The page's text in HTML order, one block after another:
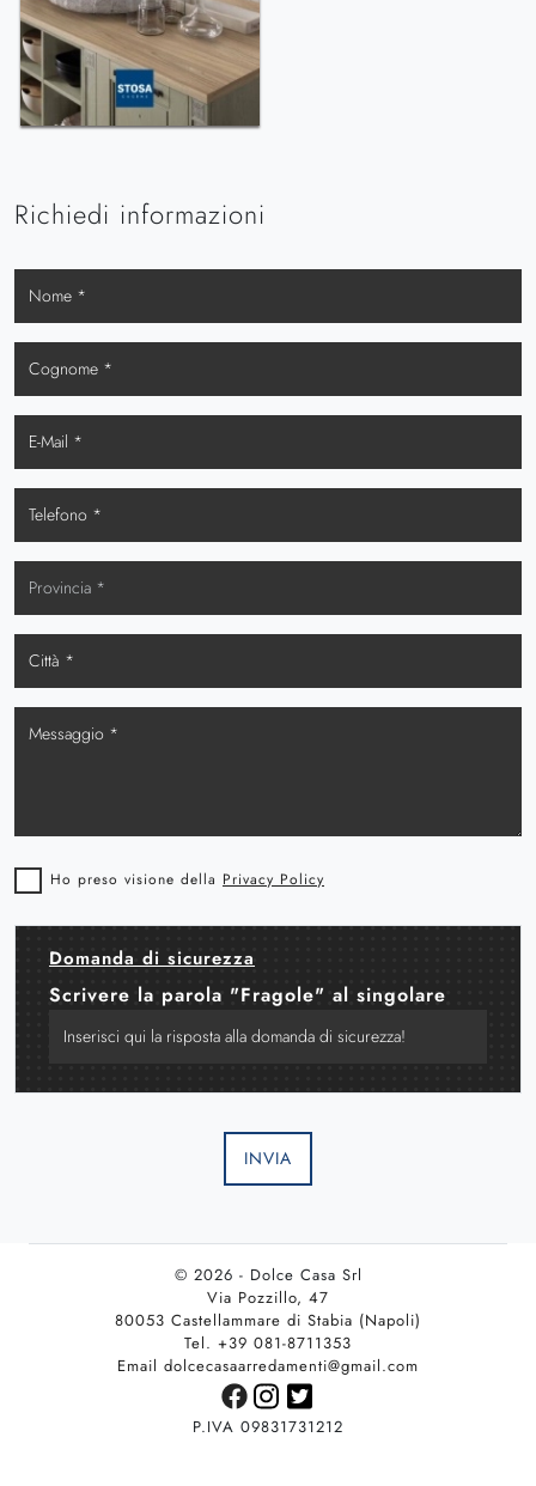
Richiedi informazioni
Ho preso visione della Privacy Policy
Domanda di sicurezza
Scrivere la parola "Fragole" al singolare
INVIA
© 2026 - Dolce Casa Srl
Via Pozzillo, 47
80053 Castellammare di Stabia (Napoli)
Tel. +39 081-8711353
Email dolcecasaarredamenti@gmail.com
P.IVA 09831731212